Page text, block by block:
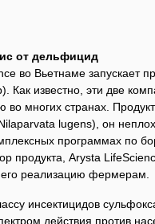
от дельфицид
во Вьетнаме запускает
Как известно, эти две
во многих странах.
lugens), он
программах по
продукта, Arysta
реализацию фермерам.
инсектицидов
действия против